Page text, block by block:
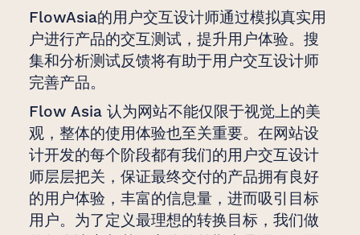
FlowAsia的用户交互设计师通过模拟真实用
户进行产品的交互测试，提升用户体验。搜
集和分析测试反馈将有助于用户交互设计师
完善产品。
Flow Asia 认为网站不能仅限于视觉上的美
观，整体的使用体验也至关重要。在网站设
计开发的每个阶段都有我们的用户交互设计
师层层把关，保证最终交付的产品拥有良好
的用户体验，丰富的信息量，进而吸引目标
用户。为了定义最理想的转换目标，我们做